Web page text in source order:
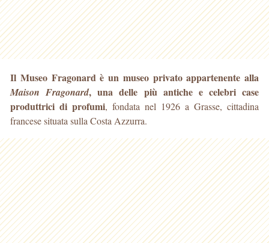
Il Museo Fragonard è un museo privato appartenente alla
Maison Fragonard, una delle più antiche e celebri case
produttrici di profumi, fondata nel 1926 a Grasse, cittadina
francesesituata sulla Costa Azzurra.